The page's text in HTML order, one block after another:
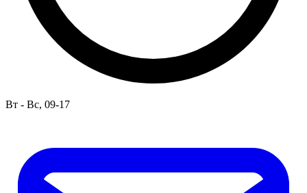
Вт - Вс, 09-17